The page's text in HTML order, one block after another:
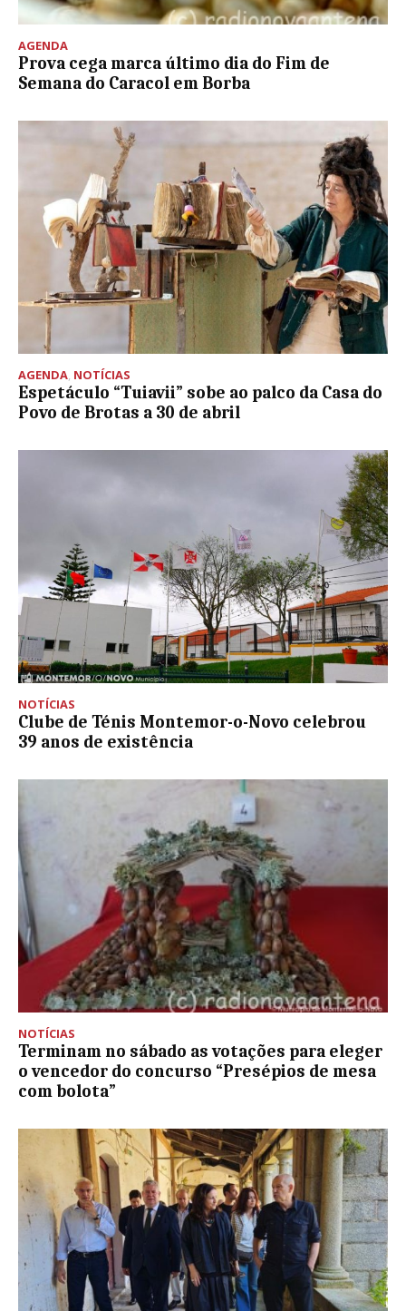
AGENDA
Prova cega marca último dia do Fim de
Semana do Caracol em Borba
AGENDA NOTÍCIAS
Espetáculo “Tuiavii” sobe ao palco da Casa do
Povo de Brotas a 30 de abril
NOTÍCIAS
Clube de Ténis Montemor-o-Novo celebrou
39 anos de existência
NOTÍCIAS
Terminam no sábado as votações para eleger
o vencedor do concurso “Presépios de mesa
com bolota”